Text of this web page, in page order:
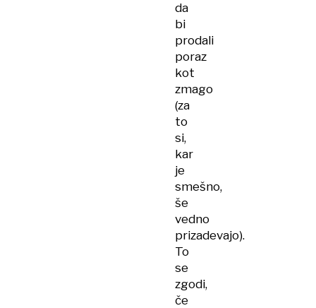
da
bi
prodali
poraz
kot
zmago
(za
to
si,
kar
je
smešno,
še
vedno
prizadevajo).
To
se
zgodi,
če